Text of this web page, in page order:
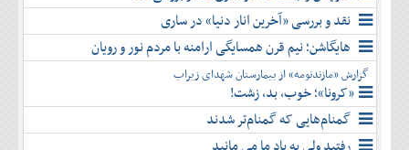
نقد و بررسی «آخرین انار دنیا» در ساری
هایگاشن؛ نیم قرن همسایگی ارامنه با مردم نور و رویان
گزارش «مازندنومه» از بیمارستان شهدای زیراب
«کرونا»؛ خوب، بد، زشت!
گمنام‌هایی که گمنام‌تر شدند